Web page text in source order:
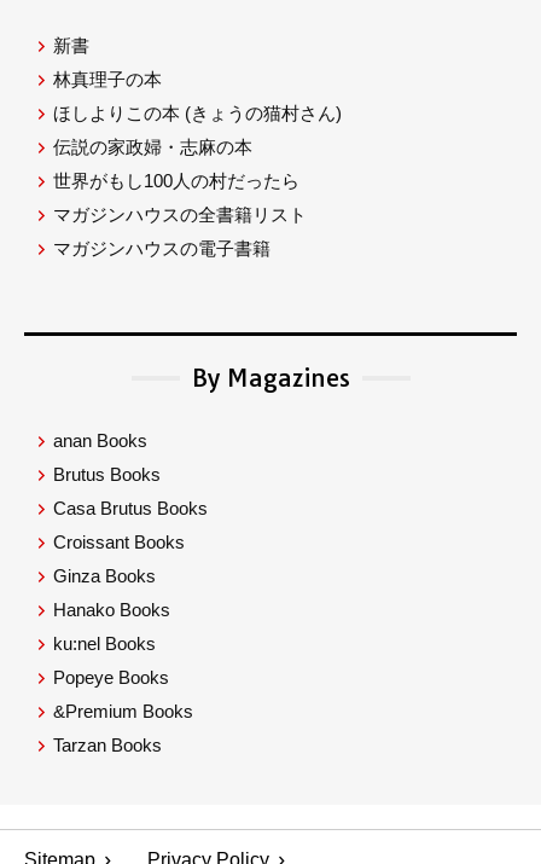
新書
林真理子の本
ほしよりこの本 (きょうの猫村さん)
伝説の家政婦・志麻の本
世界がもし100人の村だったら
マガジンハウスの全書籍リスト
マガジンハウスの電子書籍
By Magazines
anan Books
Brutus Books
Casa Brutus Books
Croissant Books
Ginza Books
Hanako Books
ku:nel Books
Popeye Books
&Premium Books
Tarzan Books